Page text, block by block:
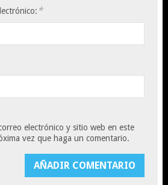
*
electrónico y sitio web en este
vez que haga un comentario.